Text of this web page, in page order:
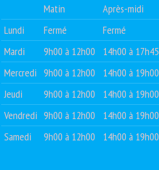
Matin
Après-midi
Lundi
Fermé
Fermé
Mardi
9h00 à 12h00
14h00 à 17h45
Mercredi 9h00 à 12h00
14h00 à 19h00
Jeudi
9h00 à 12h00
14h00 à 19h00
Vendredi 9h00 à 12h00
14h00 à 19h00
Samedi
9h00 à 12h00 14h00 à 19h00